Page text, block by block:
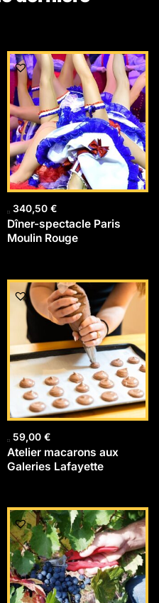
340,50 €
Dîner-spectacle Paris
Moulin Rouge
59,00 €
Atelier macarons aux
Galeries Lafayette